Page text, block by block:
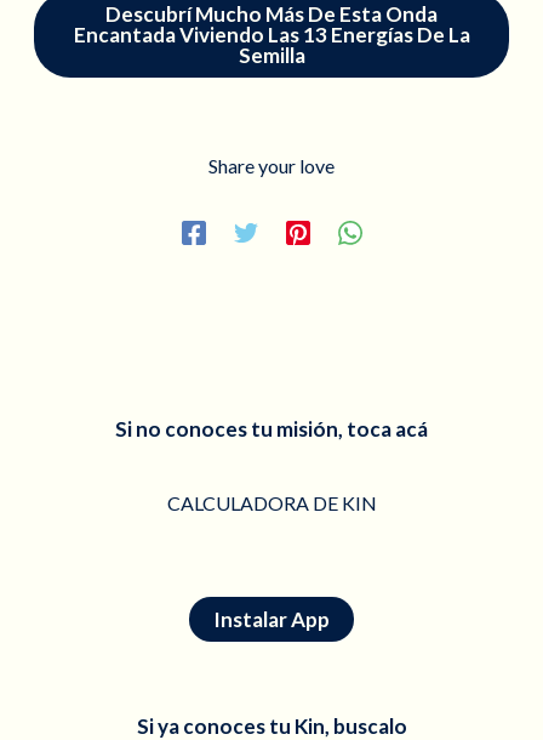
Si no conoces tu misión, toca acá
CALCULADORA DE KIN
Instalar App
Si ya conoces tu Kin, buscalo
Descubrí Mucho Más De Esta Onda
Encantada Viviendo Las 13 Energías De La
Semilla
Share your love